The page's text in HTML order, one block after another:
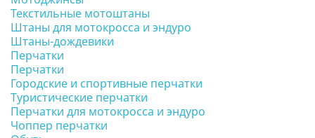
Текстильные мотоштаны
Штаны для мотокросса и эндуро
Штаны-дождевики
Перчатки
Перчатки
Городские и спортивные перчатки
Туристические перчатки
Перчатки для мотокросса и эндуро
Чоппер перчатки